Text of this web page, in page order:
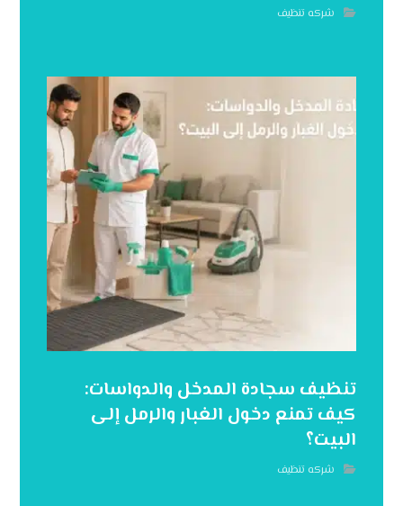
شركه تنظيف
تنظيف سجادة المدخل والدواسات:
كيف تمنع دخول الغبار والرمل إلى
البيت؟
شركه تنظيف